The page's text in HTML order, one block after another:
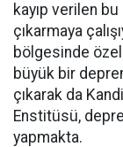
kayıp verilen
çıkarmaya
bölgesinde
büyük bir
çıkarak da
Enstitüsü,
yapmakta.